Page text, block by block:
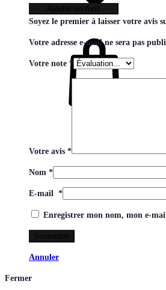
Soyez le premier à laisser votre avis
Votre adresse e-mail ne sera pas
Votre note *
Votre avis *
Nom *
E-mail *
Enregistrer mon nom, mon e-
Annuler
Fermer